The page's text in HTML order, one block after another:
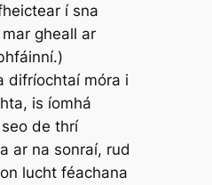
í sna
gheall ar
difríochtaí móra i
is íomhá
de thrí
ar na sonraí, rud
lucht féachana